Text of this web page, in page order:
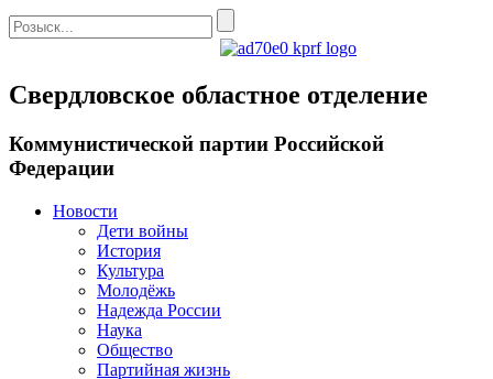
Свердловское областное отделение
Коммунистической партии Российской
Федерации
Новости
Дети войны
История
Культура
Молодёжь
Надежда России
Наука
Общество
Партийная жизнь